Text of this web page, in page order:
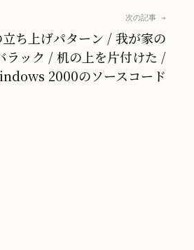
次の記事 →
ち上げパターン / 我が家の
ラック / 机の上を片付けた /
2000のソースコード